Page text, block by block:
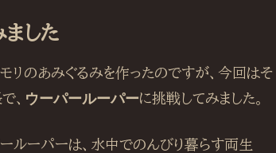
した
リのあみぐるみを作ったのですが、今回はそ
、 ウーパールーパーに挑戦してみました。
ルーパーは、水中でのんびり暮らす両生